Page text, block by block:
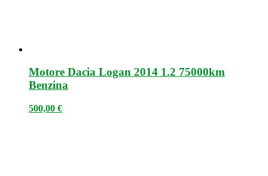
Motore Dacia Logan 2014 1.2 75000km
Benzina
500,00 €